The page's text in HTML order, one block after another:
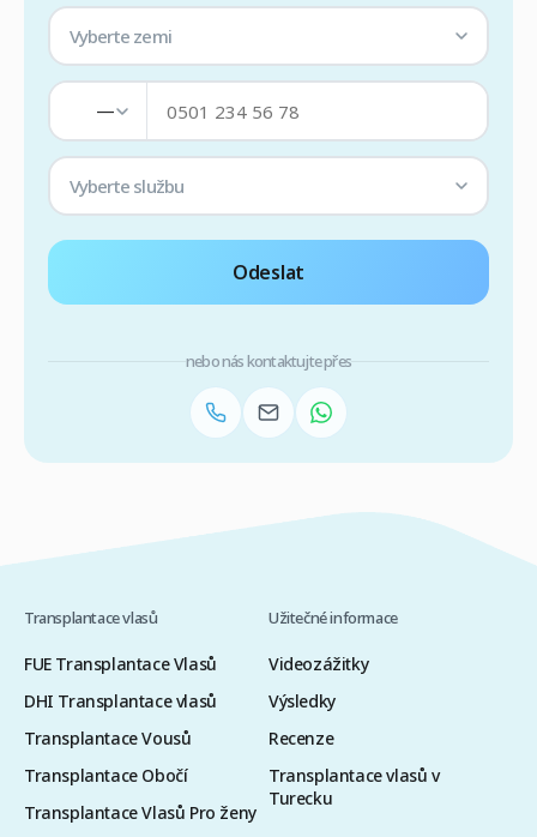
Vyberte zemi
—
Vyberte službu
Odeslat
nebo nás kontaktujte přes
Transplantace vlasů
FUE Transplantace Vlasů
DHI Transplantace vlasů
Transplantace Vousů
Transplantace Obočí
Transplantace Vlasů Pro ženy
Užitečné informace
Videozážitky
Výsledky
Recenze
Transplantace vlasů v
Turecku